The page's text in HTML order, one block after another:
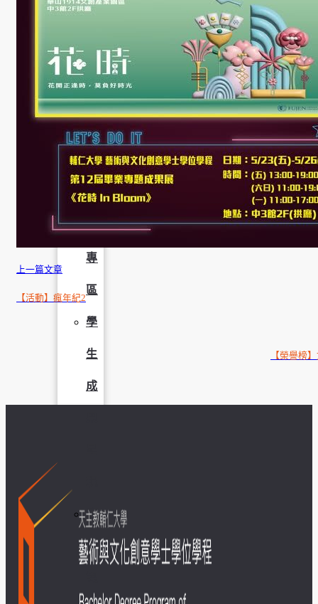
錦
學
社
會
責
任
USR
專
區
學
生
成
學
生
上一篇文章
【活動】瘋年紀2
【榮譽榜